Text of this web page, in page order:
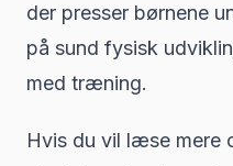
der presser børnene
på sund fysisk
med træning.
Hvis du vil læse mere